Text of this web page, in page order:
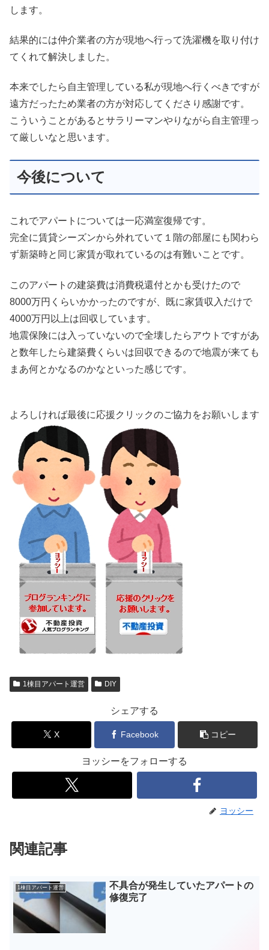
します。
結果的には仲介業者の方が現地へ行って洗濯機を取り付け
てくれて解決しました。
本来でしたら自主管理している私が現地へ行くべきですが
遠方だったため業者の方が対応してくださり感謝です。
こういうことがあるとサラリーマンやりながら自主管理っ
て厳しいなと思います。
今後について
これでアパートについては一応満室復帰です。
完全に賃貸シーズンから外れていて１階の部屋にも関わら
ず新築時と同じ家賃が取れているのは有難いことです。
このアパートの建築費は消費税還付とかも受けたので
8000万円くらいかかったのですが、既に家賃収入だけで
4000万円以上は回収しています。
地震保険には入っていないので全壊したらアウトですがあ
と数年したら建築費くらいは回収できるので地震が来ても
まあ何とかなるのかなといった感じです。
よろしければ最後に応援クリックのご協力をお願いします
1棟目アパート運営 DIY
シェアする
X Facebook コピー
ヨッシーをフォローする
ヨッシー
関連記事
1棟目アパート運営
不具合が発生していたアパートの
修復完了